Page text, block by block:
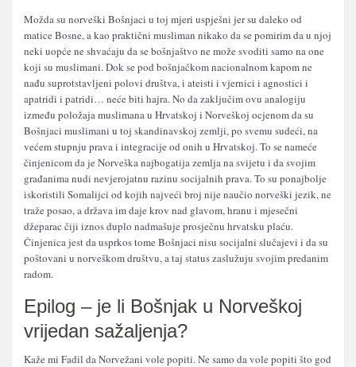
Možda su norveški Bošnjaci u toj mjeri uspješni jer su daleko od
matice Bosne, a kao praktični musliman nikako da se pomirim da u njoj
neki uopće ne shvaćaju da se bošnjaštvo ne može svoditi samo na one
koji su muslimani. Dok se pod bošnjačkom nacionalnom kapom ne
nađu suprotstavljeni polovi društva, i ateisti i vjernici i agnostici i
apatridi i patridi… neće biti hajra. No da zaključim ovu analogiju
između položaja muslimana u Hrvatskoj i Norveškoj ocjenom da su
Bošnjaci muslimani u toj skandinavskoj zemlji, po svemu sudeći, na
većem stupnju prava i integracije od onih u Hrvatskoj. To se nameće
činjenicom da je Norveška najbogatija zemlja na svijetu i da svojim
građanima nudi nevjerojatnu razinu socijalnih prava. To su ponajbolje
iskoristili Somalijci od kojih najveći broj nije naučio norveški jezik, ne
traže posao, a država im daje krov nad glavom, hranu i mjesečni
džeparac čiji iznos duplo nadmašuje prosječnu hrvatsku plaću.
Činjenica jest da usprkos tome Bošnjaci nisu socijalni slučajevi i da su
poštovani u norveškom društvu, a taj status zaslužuju svojim predanim
radom.
Epilog – je li Bošnjak u Norveškoj
vrijedan sažaljenja?
Kaže mi Fadil da Norvežani vole popiti. Ne samo da vole popiti što god